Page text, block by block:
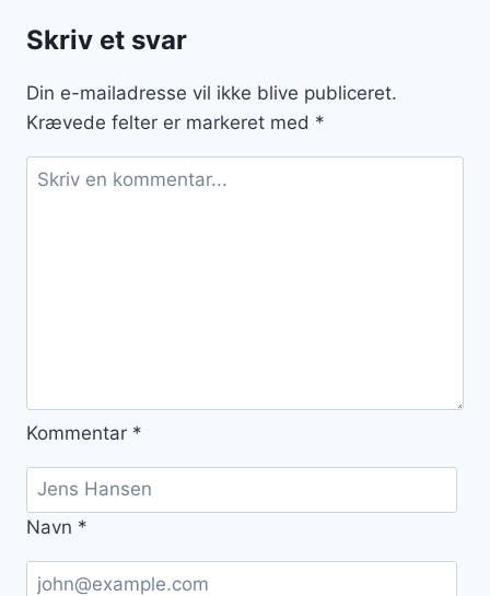
Skriv et svar
Din e-mailadresse vil ikke blive publiceret.
Krævede felter er markeret med *
Kommentar *
Navn *